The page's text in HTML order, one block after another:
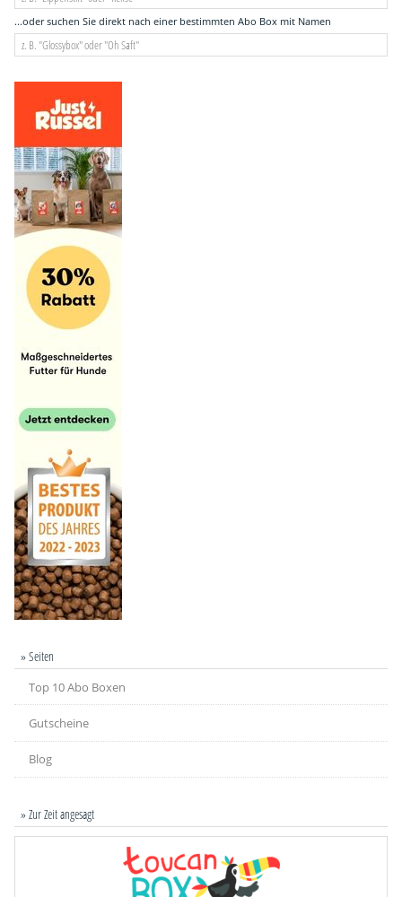
...oder suchen Sie direkt nach einer bestimmten Abo Box mit Namen
» Seiten
Top 10 Abo Boxen
Gutscheine
Blog
» Zur Zeit angesagt